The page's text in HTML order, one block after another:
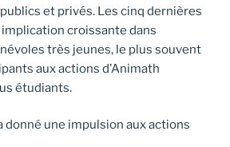
et privés. Les cinq dernières
croissante dans
très jeunes, le plus souvent
aux actions d’Animath
étudiants.
une impulsion aux actions